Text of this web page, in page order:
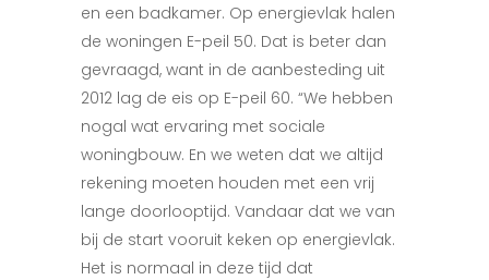
en een badkamer. Op energievlak halen
de woningen E-peil 50. Dat is beter dan
gevraagd, want in de aanbesteding uit
2012 lag de eis op E-peil 60. “We hebben
nogal wat ervaring met sociale
woningbouw. En we weten dat we altijd
rekening moeten houden met een vrij
lange doorlooptijd. Vandaar dat we van
bij de start vooruit keken op energievlak.
Het is normaal in deze tijd dat